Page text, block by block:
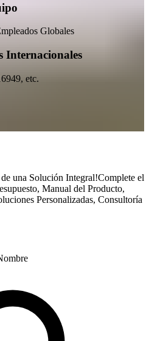
Globales
Internacionales
etc.
una Solución Integral!Complete el
Manual del Producto,
Personalizadas, Consultoría